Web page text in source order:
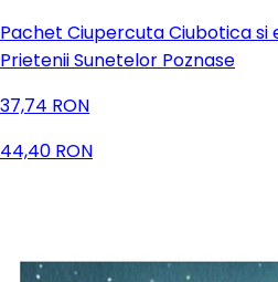
Pachet Ciupercuta Ciubotica si
Prietenii Sunetelor Poznase
37,74 RON
44,40 RON